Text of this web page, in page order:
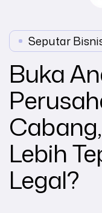
Seputar
Buka
Lebih
Legal?